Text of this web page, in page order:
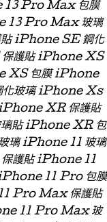
13 Pro Max 包膜
13 Pro Max 玻璃
iPhone SE 鋼化
護貼 iPhone XS
XS 包膜 iPhone
玻璃 iPhone Xs
XR 保護貼
貼 iPhone XR 包
璃 iPhone 11 玻璃
護貼 iPhone 11
11 Pro 包膜
Pro Max 保護貼
11 Pro Max 玻